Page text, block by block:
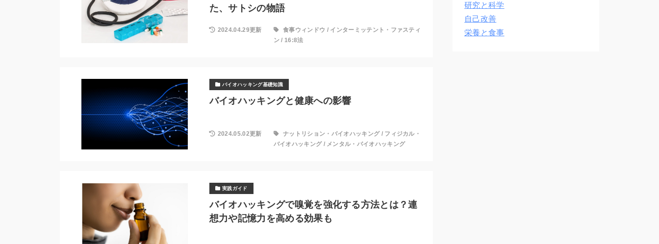
た、サトシの物語
2024.04.29更新 食事ウィンドウ / インターミッテント・ファスティ
ン/ 16:8法
バイオハッキング基礎知識
バイオハッキングと健康への影響
2024.05.02更新 ナットリション・バイオハッキング/ フィジカル・
バイオハッキング/ メンタル・バイオハッキング
実践ガイド
バイオハッキングで嗅覚を強化する方法とは？連
想力や記憶力を高める効果も
研究と科学
自己改善
栄養と食事